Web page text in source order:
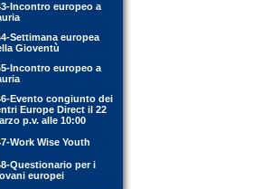
Incontro europeo a
Settimana europea
Gioventù
Incontro europeo a
Evento congiunto dei
Europe Direct il 22
p.v. alle 10:00
Work Wise Youth
Questionario per i
europei